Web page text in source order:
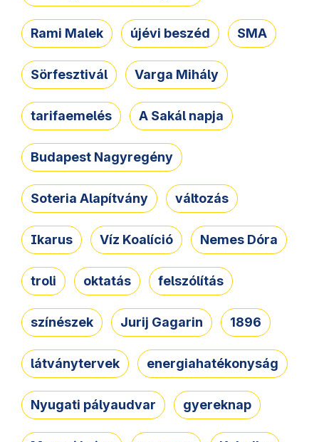
Rami Malek újévi beszéd SMA
Sörfesztivál Varga Mihály
tarifaemelés A Sakál napja
Budapest Nagyregény
Soteria Alapítvány változás
Ikarus Víz Koalíció Nemes Dóra
troli oktatás felszólítás
színészek Jurij Gagarin 1896
látványtervek energiahatékonyság
Nyugati pályaudvar gyereknap